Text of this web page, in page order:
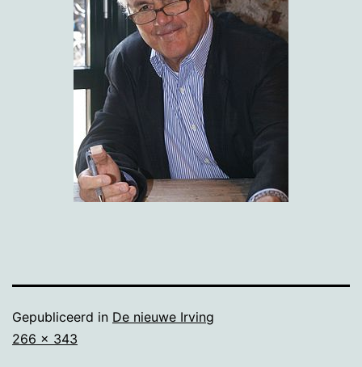
Gepubliceerd in De nieuwe Irving
Volledige
266 × 343